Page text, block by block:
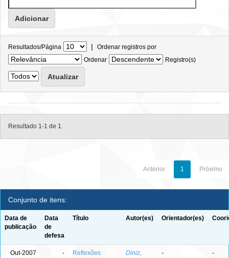
Resultados/Página | Ordenar registros por
Ordenar
Registro(s)
Resultado 1-1 de 1.
Anterior 1 Próximo
Conjunto de itens:
Data de
publicação
Data
de
defesa
Título Autor(es) Orientador(es)
Out-2007 -
Reflexões
Diniz,
- -